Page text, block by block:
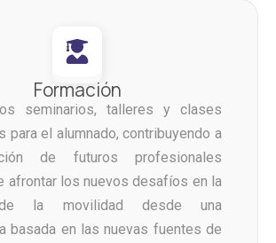
Formación
seminarios, talleres y clases
para el alumnado, contribuyendo a
de futuros profesionales
afrontar los nuevos desafíos en la
la movilidad desde una
basada en las nuevas fuentes de